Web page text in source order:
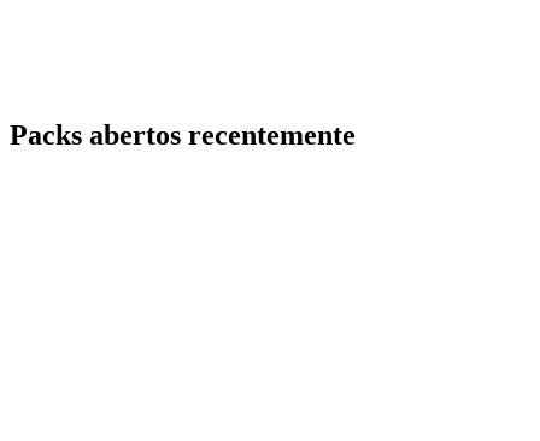
Packs abertos recentemente